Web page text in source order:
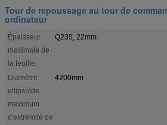
Tour de repoussage au tour de
ordinateur
Épaisseur
maximale de
la feuille:
Q235, 22mm
Diamètre
ellipsoïde
maximum
d'extrémité de
4200mm